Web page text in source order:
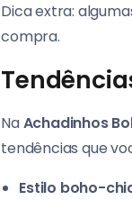
Dica extra:
compra.
NaAchadinhos
tendências que
Estilo boho-